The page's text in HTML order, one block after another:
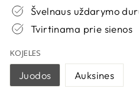
Švelnaus uždarymo
Tvirtinama prie sienos
KOJELES
Juodos Auksines